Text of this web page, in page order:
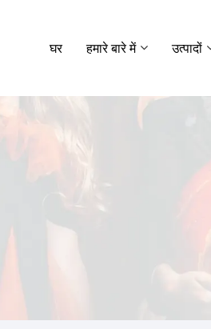
घर हमारे बारे में उत्पादों